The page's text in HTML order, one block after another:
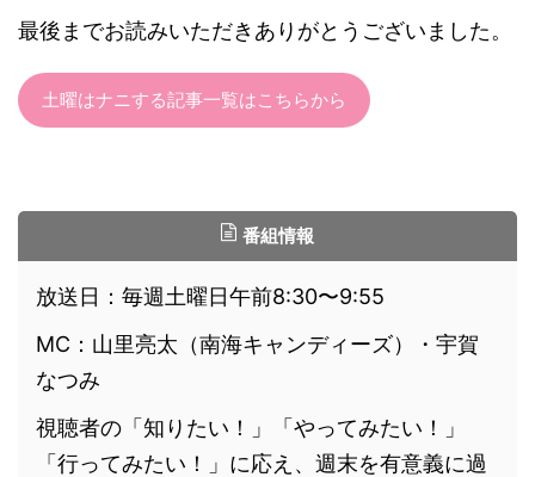
最後までお読みいただきありがとうございました。
土曜はナニする記事一覧はこちらから
番組情報
放送日：毎週土曜日午前8:30〜9:55
MC：山里亮太（南海キャンディーズ）・宇賀
なつみ
視聴者の「知りたい！」「やってみたい！」
「行ってみたい！」に応え、週末を有意義に過